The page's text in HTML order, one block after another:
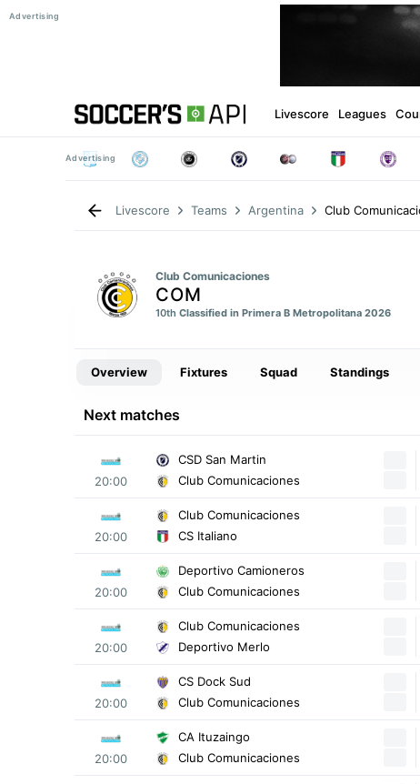
Livescore Leagues
Livescore Teams Argentina Club
Club Comunicaciones
COM
10th Classified in Primera B Metropolitana 2026
Overview Fixtures Squad Standings
Next matches
20:00
CSD San Martin
Club Comunicaciones
20:00
Club Comunicaciones
CS Italiano
20:00
Deportivo Camioneros
Club Comunicaciones
20:00
Club Comunicaciones
Deportivo Merlo
20:00
CS Dock Sud
Club Comunicaciones
20:00
CA Ituzaingo
Club Comunicaciones